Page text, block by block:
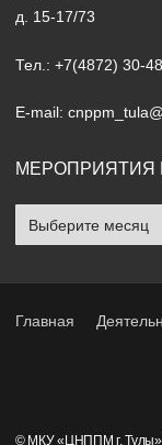
д. 15-17/73
Тел.: +7(4872) 30-
E-mail:
Мероприятия
прошлых
Главная
© МКУ «ЦНППМ г. Тулы»